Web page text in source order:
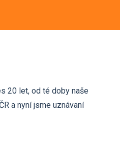
20 let, od té doby naše
a nyní jsme uznávaní